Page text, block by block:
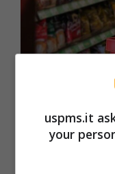
Anche alcuni
sono stati
uspms.it
your